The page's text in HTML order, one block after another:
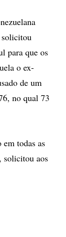
para que os
o ex-
de um
no qual 73
todas as
solicitou aos